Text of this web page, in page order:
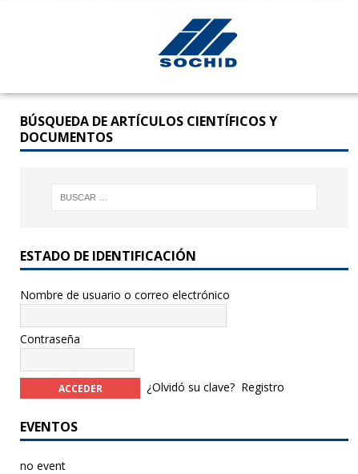
BÚSQUEDA DE ARTÍCULOS CIENTÍFICOS Y
DOCUMENTOS
ESTADO DE IDENTIFICACIÓN
Nombre de usuario o correo electrónico
Contraseña
¿Olvidó su clave? Registro
EVENTOS
no event